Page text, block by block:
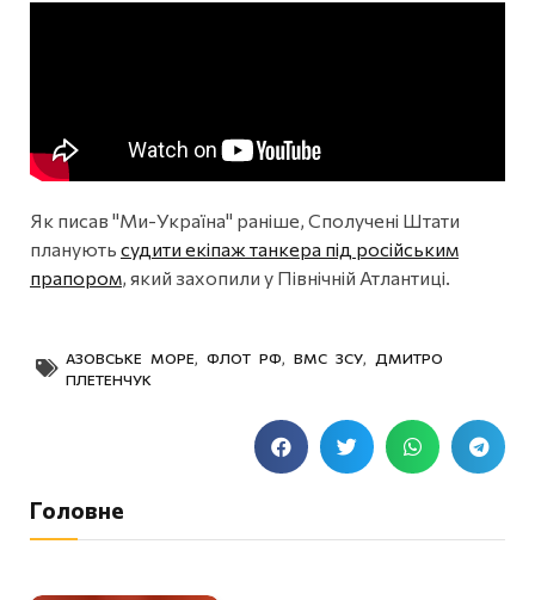
Як писав "Ми-Україна" раніше, Сполучені Штати
планують судити екіпаж танкера під російським
прапором, який захопили у Північній Атлантиці.
АЗОВСЬКЕ МОРЕ ФЛОТ РФ ВМС ЗСУ
ДМИТРО
ПЛЕТЕНЧУК
Головне